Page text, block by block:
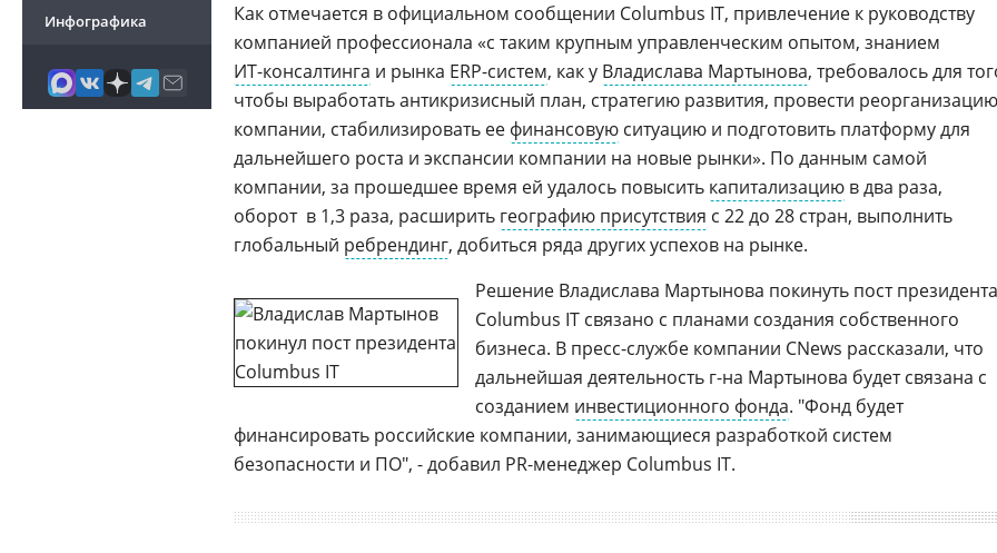
Инфографика
Как отмечается в официальном сообщении Columbus IT, привлечение к руководству
компанией профессионала «с таким крупным управленческим опытом, знанием
ИТ-консалтинга и рынка ERP-систем, как у Владислава Мартынова, требовалось для
чтобы выработать антикризисный план, стратегию развития, провести реорганизацию
компании, стабилизировать ее финансовую ситуацию и подготовить платформу для
дальнейшего роста и экспансии компании на новые рынки». По данным самой
компании, за прошедшее время ей удалось повысить капитализацию в два раза,
оборот  в 1,3 раза, расширить географию присутствия с 22 до 28 стран, выполнить
глобальный ребрендинг, добиться ряда других успехов на рынке.
Решение Владислава Мартынова покинуть пост президента
Columbus IT связано с планами создания собственного
бизнеса. В пресс-службе компании CNews рассказали, что
дальнейшая деятельность г-на Мартынова будет связана с
созданием инвестиционного фонда. "Фонд будет
финансировать российские компании, занимающиеся разработкой систем
безопасности и ПО", - добавил PR-менеджер Columbus IT.